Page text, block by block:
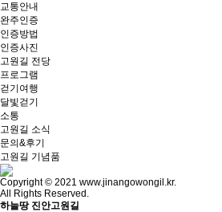
교통안내
완주인증
인증방법
인증사진
고원길 전당
프로그램
걷기여행
달빛걷기
소통
고원길 소식
문의&후기
고원길 기념품
Copyright © 2021 www.jinangowongil.kr.
All Rights Reserved.
하늘땅 진안고원길